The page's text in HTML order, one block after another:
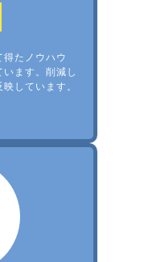
たノウハウ
ます。削減し
しています。